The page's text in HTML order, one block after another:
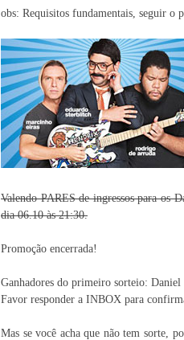
obs: Requisitos fundamentais, seguir o
Valendo PARES de ingressos para os
dia 06.10 às 21:30.
Promoção encerrada!
Ganhadores do primeiro sorteio: Daniel
Favor responder a INBOX para
Mas se você acha que não tem sorte,